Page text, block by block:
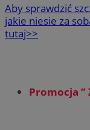
Aby sprawdzić
jakie niesie za
tutaj>>
Promocja ”